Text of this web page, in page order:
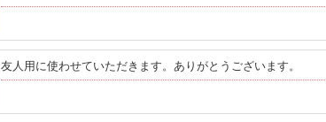
友人用に使わせていただきます。ありがとうございます。